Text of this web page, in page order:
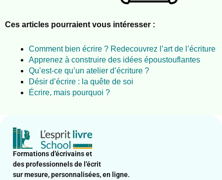
Ces articles pourraient vous intéresser :
Comment bien écrire ? Redecouvrez l’art de l’écriture
Apprenez à construire des idées époustouflantes
Qu’est-ce qu’un atelier d’écriture ?
Désir d’écrire : la quête de soi
Écrire, mais pourquoi ?
Formations d’écrivains et
des professionnels de l’écrit
sur mesure, personnalisées, en ligne.